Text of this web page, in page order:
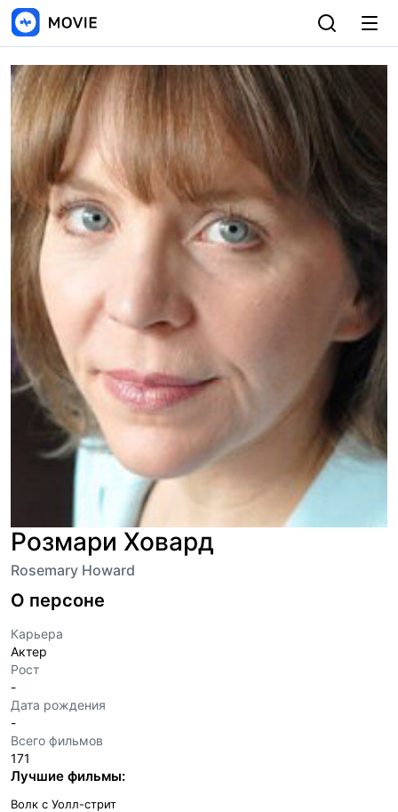
Розмари Ховард
Rosemary Howard
О персоне
Карьера
Актер
Рост
-
Дата рождения
-
Всего фильмов
171
Лучшие фильмы:
Волк с Уолл-стрит